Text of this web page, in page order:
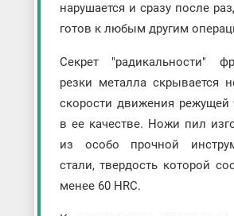
нарушается и сразу после
готов к любым другим
Секрет "радикальности"
резки металла скрывается
скорости движения режущей
в ее качестве. Ножи пил
из особо прочной
стали, твердость которой
менее 60 HRC.